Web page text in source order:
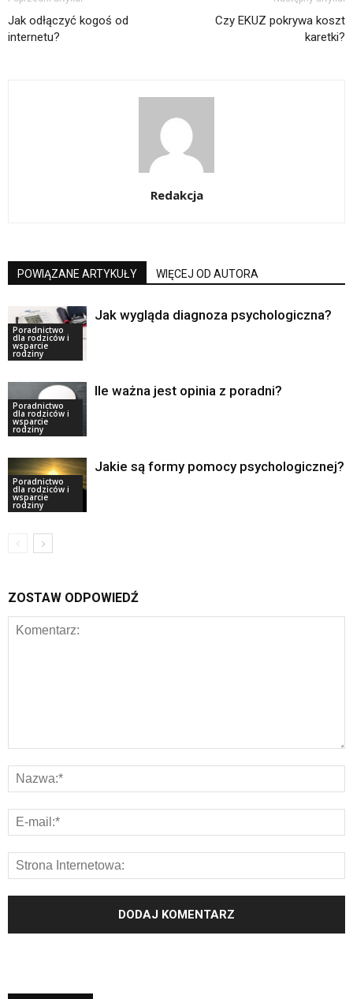
Jak odłączyć kogoś od
internetu?
Czy EKUZ pokrywa koszt
karetki?
Redakcja
POWIĄZANE ARTYKUŁY WIĘCEJ OD AUTORA
Poradnictwo
dla rodziców i
wsparcie
rodziny
Jak wygląda diagnoza psychologiczna?
Poradnictwo
dla rodziców i
wsparcie
rodziny
Ile ważna jest opinia z poradni?
Poradnictwo
dla rodziców i
wsparcie
rodziny
Jakie są formy pomocy psychologicznej?
ZOSTAW ODPOWIEDŹ